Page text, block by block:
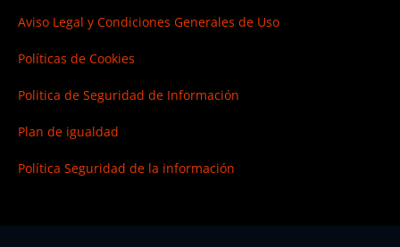
Aviso Legal y Condiciones Generales de Uso
Políticas de Cookies
Politica de Seguridad de Información
Plan de igualdad
Política Seguridad de la información